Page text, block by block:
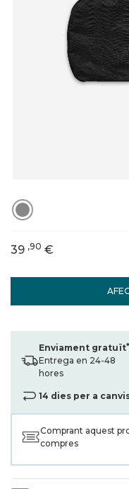
39 ,90 €
Enviament gratuït*
Entrega en 24-48
hores
14 dies per a
Comprant aquest
compres